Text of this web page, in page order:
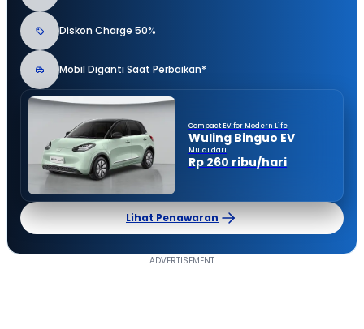
Diskon Charge 50%
Mobil Diganti Saat Perbaikan*
Compact EV for Modern Life
Wuling Binguo EV
Mulai dari
Rp 260 ribu/hari
Lihat Penawaran